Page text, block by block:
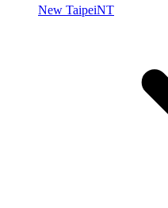
New TaipeiNT